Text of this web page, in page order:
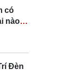
có
nào?
Đèn